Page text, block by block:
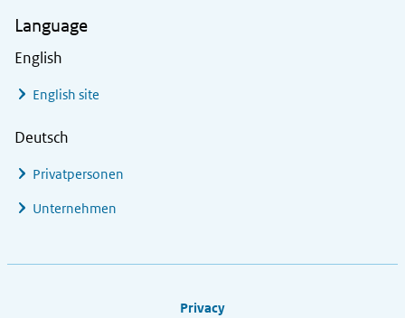
Language
English
English site
Deutsch
Privatpersonen
Unternehmen
Privacy